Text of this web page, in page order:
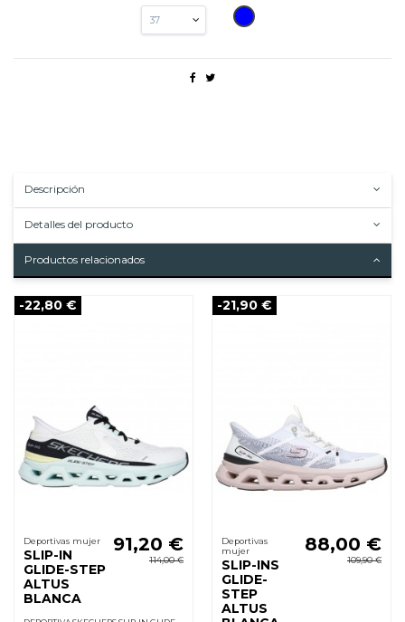
AZUL
Descripción
Detalles del producto
Productos relacionados
-22,80 €
Deportivas mujer
SLIP-IN
GLIDE-STEP
ALTUS
BLANCA
91,20 €
114,00 €
-21,90 €
Deportivas
mujer
SLIP-INS
GLIDE-
STEP
ALTUS
88,00 €
109,90 €